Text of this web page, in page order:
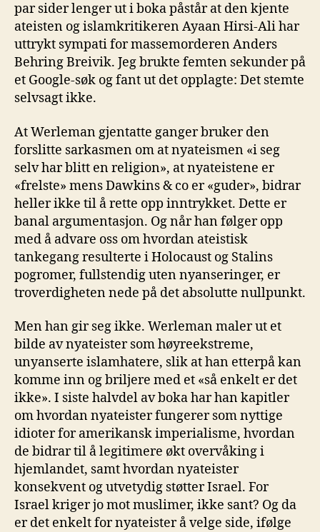
par sider lenger ut i boka påstår at den kjente
ateisten og islamkritikeren Ayaan Hirsi-Ali har
uttrykt sympati for massemorderen Anders
Behring Breivik. Jeg brukte femten sekunder på
et Google-søk og fant ut det opplagte: Det stemte
selvsagt ikke.
At Werleman gjentatte ganger bruker den
forslitte sarkasmen om at nyateismen «i seg
selv har blitt en religion», at nyateistene er
«frelste» mens Dawkins & co er «guder», bidrar
heller ikke til å rette opp inntrykket. Dette er
banal argumentasjon. Og når han følger opp
med å advare oss om hvordan ateistisk
tankegang resulterte i Holocaust og Stalins
pogromer, fullstendig uten nyanseringer, er
troverdigheten nede på det absolutte nullpunkt.
Men han gir seg ikke. Werleman maler ut et
bilde av nyateister som høyreekstreme,
unyanserte islamhatere, slik at han etterpå kan
komme inn og briljere med et «så enkelt er det
ikke». I siste halvdel av boka har han kapitler
om hvordan nyateister fungerer som nyttige
idioter for amerikansk imperialisme, hvordan
de bidrar til å legitimere økt overvåking i
hjemlandet, samt hvordan nyateister
konsekvent og utvetydig støtter Israel. For
Israel kriger jo mot muslimer, ikke sant? Og da
er det enkelt for nyateister å velge side, ifølge